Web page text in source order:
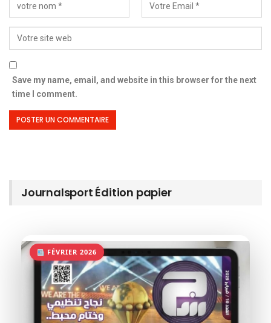
Save my name, email, and website in this browser for the next
time I comment.
Journalsport Édition papier
FÉVRIER 2026